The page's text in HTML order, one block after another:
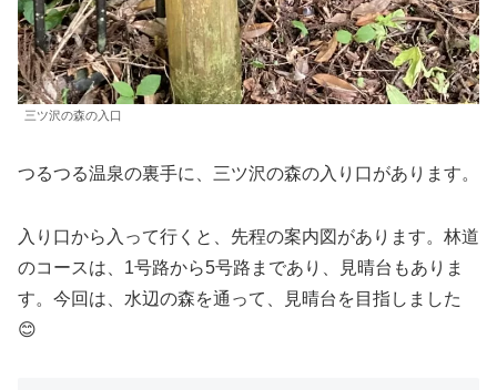
三ツ沢の森の入口
つるつる温泉の裏手に、三ツ沢の森の入り口があります。
入り口から入って行くと、先程の案内図があります。林道
のコースは、1号路から5号路まであり、見晴台もありま
す。今回は、水辺の森を通って、見晴台を目指しました
😊